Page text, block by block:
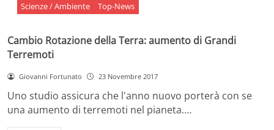
Scienze / Ambiente Top-News
Cambio Rotazione della Terra: aumento di Grandi
Terremoti
Giovanni Fortunato 23 Novembre 2017
Uno studio assicura che l'anno nuovo porterà con se
una aumento di terremoti nel pianeta.…